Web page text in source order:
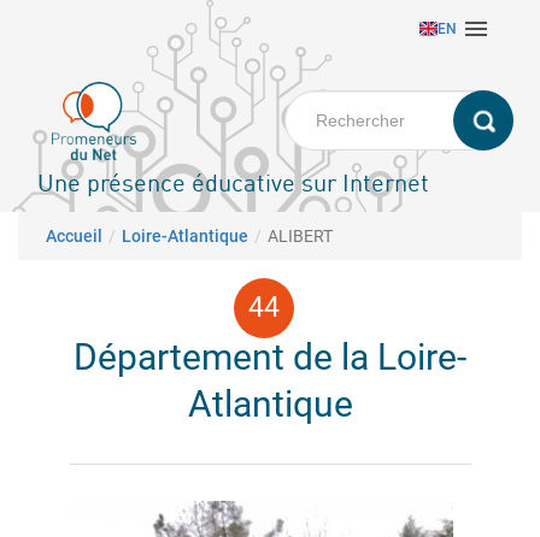
principal
EN 
Une présence éducative sur Internet
Fil d'Ariane
Accueil Loire-Atlantique ALIBERT
Département de la Loire-
Atlantique